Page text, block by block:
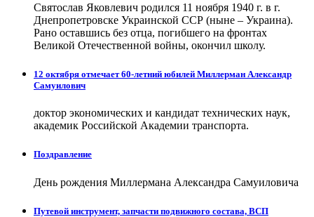
Святослав Яковлевич родился 11 ноября 1940 г. в г.
Днепропетровске Украинской ССР (ныне – Украина).
Рано оставшись без отца, погибшего на фронтах
Великой Отечественной войны, окончил школу.
12 октября отмечает 60-летний юбилей Миллерман Александр
Самуилович
доктор экономических и кандидат технических наук,
академик Российской Академии транспорта.
Поздравление
День рождения Миллермана Александра Самуиловича
Путевой инструмент, запчасти подвижного состава, ВСП